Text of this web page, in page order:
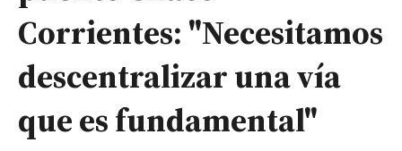
Corrientes: "Necesitamos
descentralizar una vía
que es fundamental"